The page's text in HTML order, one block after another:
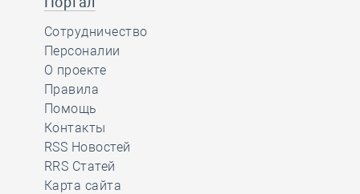
Сотрудничество
Персоналии
О проекте
Правила
Помощь
Контакты
RSS Новостей
RRS Статей
Карта сайта